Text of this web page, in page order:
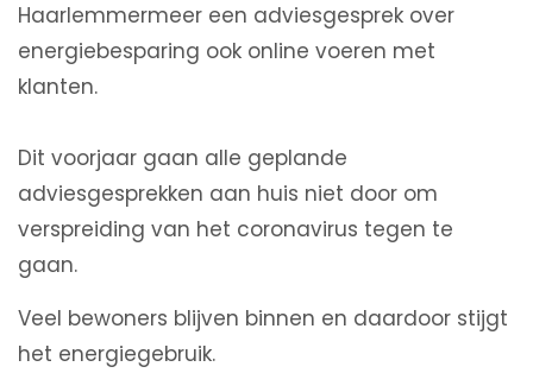
Haarlemmermeer een adviesgesprek over
energiebesparing ook online voeren met
klanten.
Dit voorjaar gaan alle geplande
adviesgesprekken aan huis niet door om
verspreiding van het coronavirus tegen te
gaan.
Veel bewoners blijven binnen en daardoor stijgt
het energiegebruik.